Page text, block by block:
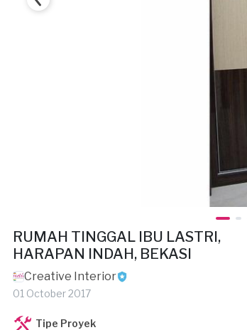
RUMAH TINGGAL IBU LASTRI,
HARAPAN INDAH, BEKASI
Creative Interior
01 October 2017
Tipe Proyek